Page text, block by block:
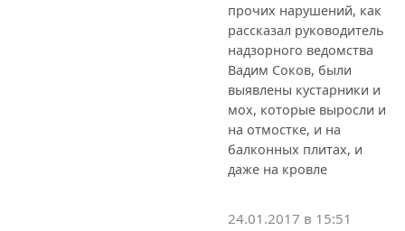
прочих нарушений, как
рассказал руководитель
надзорного ведомства
Вадим Соков, были
выявлены кустарники и
мох, которые выросли и
на отмостке, и на
балконных плитах, и
даже на кровле
24.01.2017 в 15:51